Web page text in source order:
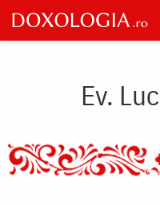
Skip
to
main
Ev.